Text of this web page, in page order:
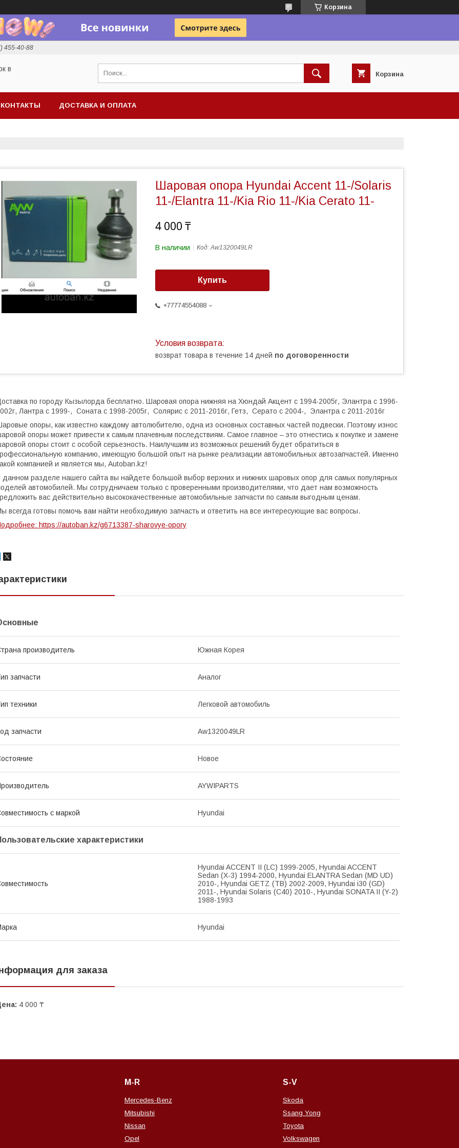
Корзина
455-40-88
в
Корзина
КОНТАКТЫ ДОСТАВКА И ОПЛАТА
Шаровая опора Hyundai Accent 11-/Solaris
11-/Elantra 11-/Kia Rio 11-/Kia Cerato 11-
4 000 ₸
В наличии Код:Aw1320049LR
Купить
+77774554088
возврат товара в течение 14 дней по договоренности
по городу Кызылорда бесплатно. Шаровая опора нижняя на Хюндай Акцент с 1994-2005г, Элантра с 1996-
Лантра с 1999-, Соната с 1998-2005г, Солярис с 2011-2016г, Гетз, Серато с 2004-, Элантра с 2011-2016г
опоры, как известно каждому автолюбителю, одна из основных составных частей подвески. Поэтому износ
опоры может привести к самым плачевным последствиям. Самое главное – это отнестись к покупке и замене
опоры стоит с особой серьезность. Наилучшим из возможных решений будет обратиться в
компанию, имеющую большой опыт на рынке реализации автомобильных автозапчастей. Именно
компанией и является мы, Autoban.kz!
данном разделе нашего сайта вы найдете большой выбор верхних и нижних шаровых опор для самых популярных
автомобилей. Мы сотрудничаем только с проверенными производителями, что дает нам возможность
вас действительно высококачественные автомобильные запчасти по самым выгодным ценам.
всегда готовы помочь вам найти необходимую запчасть и ответить на все интересующие вас вопросы.
https://autoban.kz/g6713387-sharovye-opory
производитель Южная Корея
запчасти Аналог
техники Легковой автомобиль
запчасти Aw1320049LR
Новое
AYWIPARTS
с маркой Hyundai
характеристики
Hyundai ACCENT II (LC) 1999-2005, Hyundai ACCENT
Sedan (X-3) 1994-2000, Hyundai ELANTRA Sedan (MD UD)
2010-, Hyundai GETZ (TB) 2002-2009, Hyundai i30 (GD)
2011-, Hyundai Solaris (C40) 2010-, Hyundai SONATA II (Y-2)
1988-1993
Hyundai
для заказа
4 000 ₸
M-R
Mercedes-Benz
Mitsubishi
Nissan
Opel
S-V
Skoda
Ssang Yong
Toyota
Volkswagen